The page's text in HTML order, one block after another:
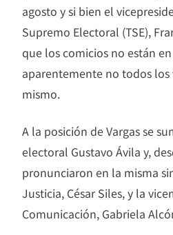
agosto y si bien el
Supremo Electoral (TSE),
que los comicios no están
aparentemente no todos los
mismo.
A la posición de Vargas se
electoral Gustavo Ávila y,
pronunciaron en la misma
Justicia, César Siles, y la
Comunicación, Gabriela